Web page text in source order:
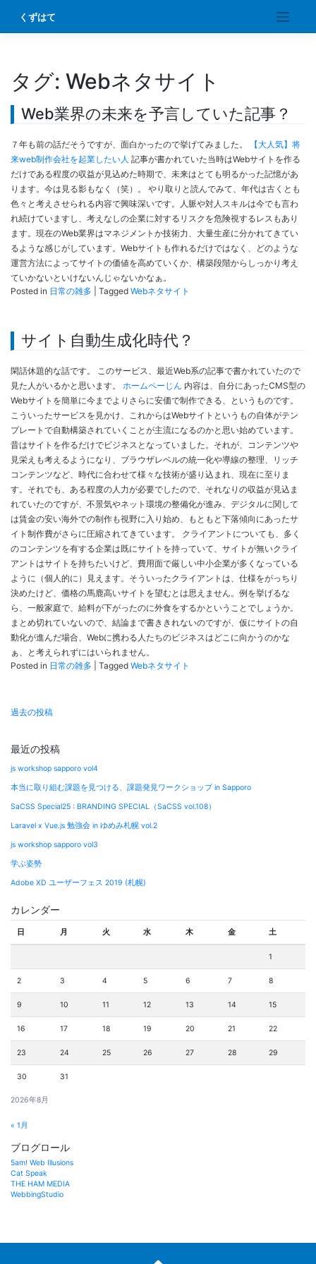
content
くずはて
タグ: Webネタサイト
Web業界の未来を予言していた記事？
７年も前の話だそうですが、面白かったので挙げてみました。
【大人気】将
来web制作会社を起業したい人 記事が書かれていた当時はWebサイトを作る
だけである程度の収益が見込めた時期で、未来はとても明るかった記憶があ
ります。今は見る影もなく（笑）。 やり取りと読んでみて、年代は古くとも
色々と考えさせられる内容で興味深いです。人脈や対人スキルは今でも言わ
れ続けていますし、考えなしの企業に対するリスクを危険視するレスもあり
ます。現在のWeb業界はマネジメントか技術力、大量生産に分かれてきてい
るような感じがしています。Webサイトも作れるだけではなく、どのような
運営方法によってサイトの価値を高めていくか、構築段階からしっかり考え
ていかないといけないんじゃないかなぁ。
Posted in 日常の雑多 Tagged Webネタサイト
サイト自動生成化時代？
閑話休題的な話です。 このサービス、最近Web系の記事で書かれていたので
見た人がいるかと思います。 ホームペーじん 内容は、自分にあったCMS型の
Webサイトを簡単に今までよりさらに安価で制作できる、というものです。
こういったサービスを見かけ、これからはWebサイトというもの自体がテン
プレートで自動構築されていくことが主流になるのかと思い始めています。
昔はサイトを作るだけでビジネスとなっていました。それが、コンテンツや
見栄えも考えるようになり、ブラウザレベルの統一化や導線の整理、リッチ
コンテンツなど、時代に合わせて様々な技術が盛り込まれ、現在に至りま
す。それでも、ある程度の人力が必要でしたので、それなりの収益が見込ま
れていたのですが、不景気やネット環境の整備化が進み、デジタルに関して
は賃金の安い海外での制作も視野に入り始め、もともと下落傾向にあったサ
イト制作費がさらに圧縮されてきています。 クライアントについても、多く
のコンテンツを有する企業は既にサイトを持っていて、サイトが無いクライ
アントはサイトを持ちたいけど、費用面で厳しい中小企業が多くなっている
ように（個人的に）見えます。そういったクライアントは、仕様をがっちり
決めたけど、価格の馬鹿高いサイトを望むとは思えません。例を挙げるな
ら、一般家庭で、給料が下がったのに外食をするかということでしょうか。
まとめ切れていないので、結論まで書ききれないのですが、仮にサイトの自
動化が進んだ場合、Webに携わる人たちのビジネスはどこに向かうのかな
ぁ、と考えられずにはいられません。
Posted in 日常の雑多 Tagged Webネタサイト
投
ナ
ビ
ゲ
ー
シ
ョ
過去の投稿
最近の投稿
js workshop sapporo vol4
本当に取り組む課題を見つける、課題発見ワークショップ in Sapporo
SaCSS Special25 : BRANDING SPECIAL（SaCSS vol.108）
Laravel x Vue.js 勉強会 in ゆめみ札幌 vol.2
js workshop sapporo vol3
学ぶ姿勢
Adobe XD ユーザーフェス 2019 (札幌)
カレンダー
2026年8月
日 月 火 水 木 金 土
1
2 3 4 5 6 7 8
9 10 11 12 13 14 15
16 17 18 19 20 21 22
23 24 25 26 27 28 29
30 31
« 1月
ブログロール
5am! Web Illusions
Cat Speak
THE HAM MEDIA
WebbingStudio